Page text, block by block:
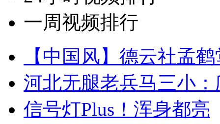
一周视频排行
【中国风】德云社孟
河北无腿老兵马三小
信号灯Plus！浑身都亮